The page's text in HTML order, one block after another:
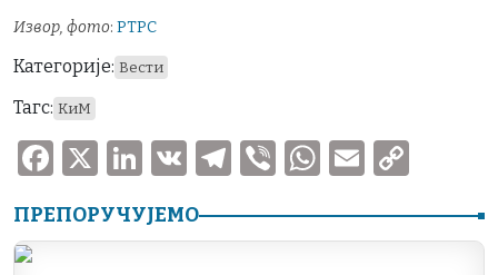
Извор, фото: РТРС
Категорије: Вести
Тагс: КиМ
F
c
X
Li
k
V
T
e
V
er
W
at
E
ai p
ПРЕПОРУЧУЈЕМО